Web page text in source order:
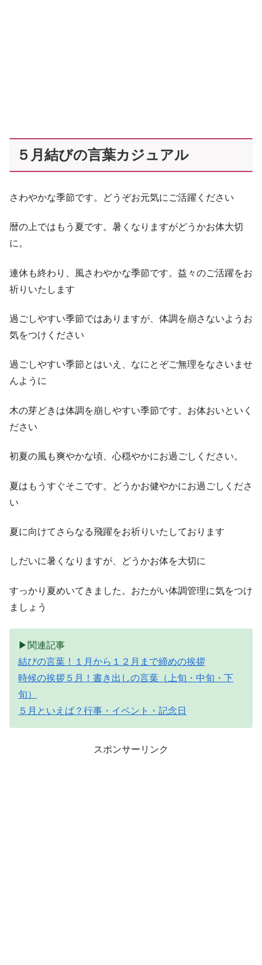
５月結びの言葉カジュアル
さわやかな季節です。どうぞお元気にご活躍ください
暦の上ではもう夏です。暑くなりますがどうかお体大切
に。
連休も終わり、風さわやかな季節です。益々のご活躍をお
祈りいたします
過ごしやすい季節ではありますが、体調を崩さないようお
気をつけください
過ごしやすい季節とはいえ、なにとぞご無理をなさいませ
んように
木の芽どきは体調を崩しやすい季節です。お体おいといく
ださい
初夏の風も爽やかな頃、心穏やかにお過ごしください。
夏はもうすぐそこです。どうかお健やかにお過ごしくださ
い
夏に向けてさらなる飛躍をお祈りいたしております
しだいに暑くなりますが、どうかお体を大切に
すっかり夏めいてきました。おたがい体調管理に気をつけ
ましょう
▶関連記事
結びの言葉！１月から１２月まで締めの挨拶
時候の挨拶５月！書き出しの言葉（上旬・中旬・下
旬）
５月といえば？行事・イベント・記念日
スポンサーリンク